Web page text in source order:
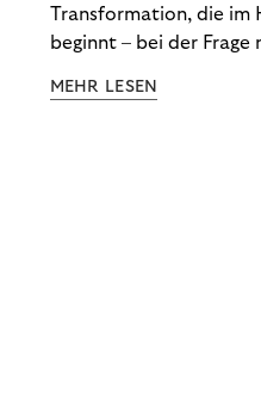
Transformation, die im
beginnt – bei der Frage
kommuniziert man ein
MEHR LESEN